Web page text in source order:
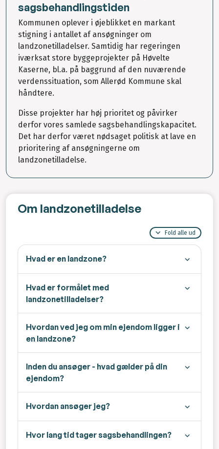
sagsbehandlingstiden
Kommunen oplever i øjeblikket en markant
stigning i antallet af ansøgninger om
landzonetilladelser. Samtidig har regeringen
iværksat store byggeprojekter på Høvelte
Kaserne, bl.a. på baggrund af den nuværende
verdenssituation, som Allerød Kommune skal
håndtere.
Disse projekter har høj prioritet og påvirker
derfor vores samlede sagsbehandlingskapacitet.
Det har derfor været nødsaget politisk at lave en
prioritering af ansøgningerne om
landzonetilladelse.
Om landzonetilladelse
Fold alle ud
Hvad er en landzone?
Hvad er formålet med
landzonetilladelser?
Hvordan ved jeg om min ejendom ligger i
en landzone?
Inden du ansøger - hvad gælder på din
ejendom?
Hvordan ansøger jeg?
Hvor lang tid tager sagsbehandlingen?